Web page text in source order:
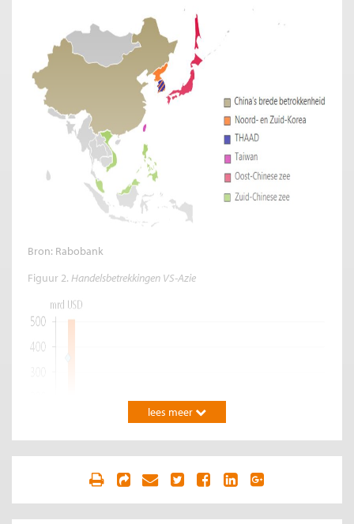
Bron: Rabobank
Figuur 2. Handelsbetrekkingen VS-Azie
lees meer